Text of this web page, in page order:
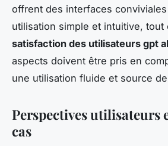
offrent des interfaces
utilisation simple et intuitive, tout
satisfaction des utilisateurs gpt
aspects doivent être pris en
une utilisation fluide et source
Perspectives utilisateurs
cas